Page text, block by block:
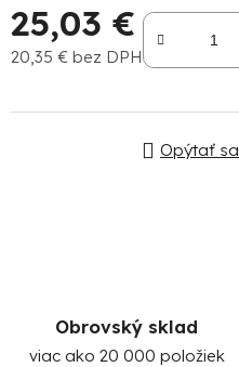
25,03 €
20,35 € bez DPH
Opýtať sa
Obrovský sklad
viac ako 20 000 položiek